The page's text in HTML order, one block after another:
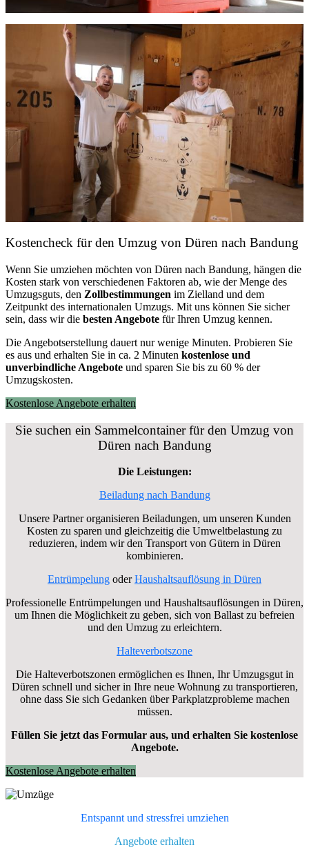
Kostencheck für den Umzug von Düren nach Bandung
Wenn Sie umziehen möchten von Düren nach Bandung, hängen die
Kosten stark von verschiedenen Faktoren ab, wie der Menge des
Umzugsguts, den Zollbestimmungen im Zielland und dem
Zeitpunkt des internationalen Umzugs. Mit uns können Sie sicher
sein, dass wir die besten Angebote für Ihren Umzug kennen.
Die Angebotserstellung dauert nur wenige Minuten. Probieren Sie
es aus und erhalten Sie in ca. 2 Minuten kostenlose und
unverbindliche Angebote und sparen Sie bis zu 60 % der
Umzugskosten.
Kostenlose Angebote erhalten
Sie suchen ein Sammelcontainer für den Umzug von
Düren nach Bandung
Die Leistungen:
Beiladung nach Bandung
Unsere Partner organisieren Beiladungen, um unseren Kunden
Kosten zu sparen und gleichzeitig die Umweltbelastung zu
reduzieren, indem wir den Transport von Gütern in Düren
kombinieren.
Entrümpelung oderHaushaltsauflösung in Düren
Professionelle Entrümpelungen und Haushaltsauflösungen in Düren,
um Ihnen die Möglichkeit zu geben, sich von Ballast zu befreien
und den Umzug zu erleichtern.
Halteverbotszone
Die Halteverbotszonen ermöglichen es Ihnen, Ihr Umzugsgut in
Düren schnell und sicher in Ihre neue Wohnung zu transportieren,
ohne dass Sie sich Gedanken über Parkplatzprobleme machen
müssen.
Füllen Sie jetzt das Formular aus, und erhalten Sie kostenlose
Angebote.
Kostenlose Angebote erhalten
Entspannt und stressfrei umziehen
Angebote erhalten